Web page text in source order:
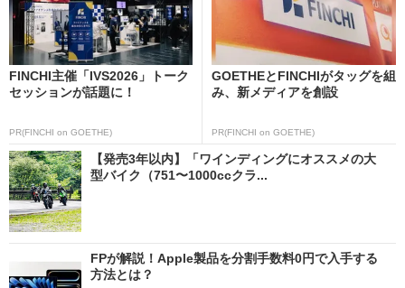
FINCHI主催「IVS2026」トーク
セッションが話題に！
PR(FINCHI on GOETHE)
GOETHEとFINCHIがタッグを組
み、新メディアを創設
PR(FINCHI on GOETHE)
【発売3年以内】「ワインディングにオススメの大
型バイク（751〜1000ccクラ...
FPが解説！Apple製品を分割手数料0円で入手する
方法とは？